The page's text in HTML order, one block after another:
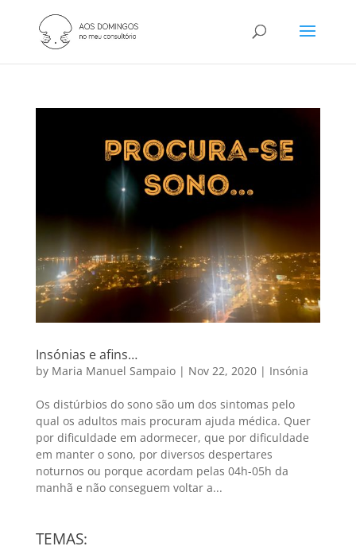
Insónias e afins…
by Maria Manuel Sampaio| Nov 22, 2020| Insónia
Os distúrbios do sono são um dos sintomas pelo
qual os adultos mais procuram ajuda médica. Quer
por dificuldade em adormecer, que por dificuldade
em manter o sono, por diversos despertares
noturnos ou porque acordam pelas 04h-05h da
manhã e não conseguem voltar a...
TEMAS: